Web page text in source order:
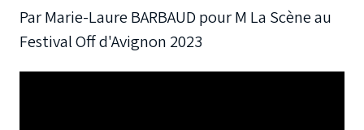
Par Marie-Laure BARBAUD pour M La Scène au
Festival Off d'Avignon 2023